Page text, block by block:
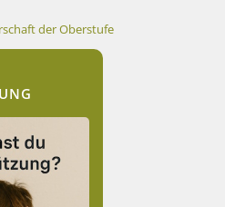
der Oberstufe